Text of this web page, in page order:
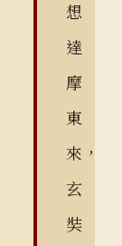
想
達
摩
東
來，
玄
奘